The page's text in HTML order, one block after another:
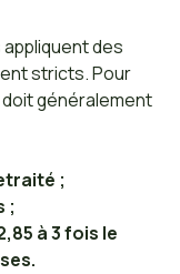
des
stricts. Pour
généralement
;
;
à 3 fois le